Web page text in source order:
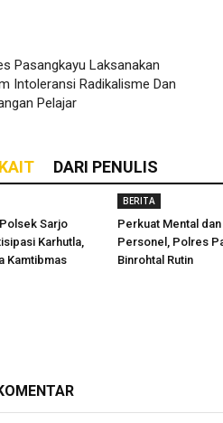
Pasangkayu Laksanakan
Intoleransi Radikalisme Dan
Pelajar
DARI PENULIS
Sarjo
Karhutla,
Kamtibmas
BERITA
Perkuat Mental
Personel, Polres
Binrohtal Rutin